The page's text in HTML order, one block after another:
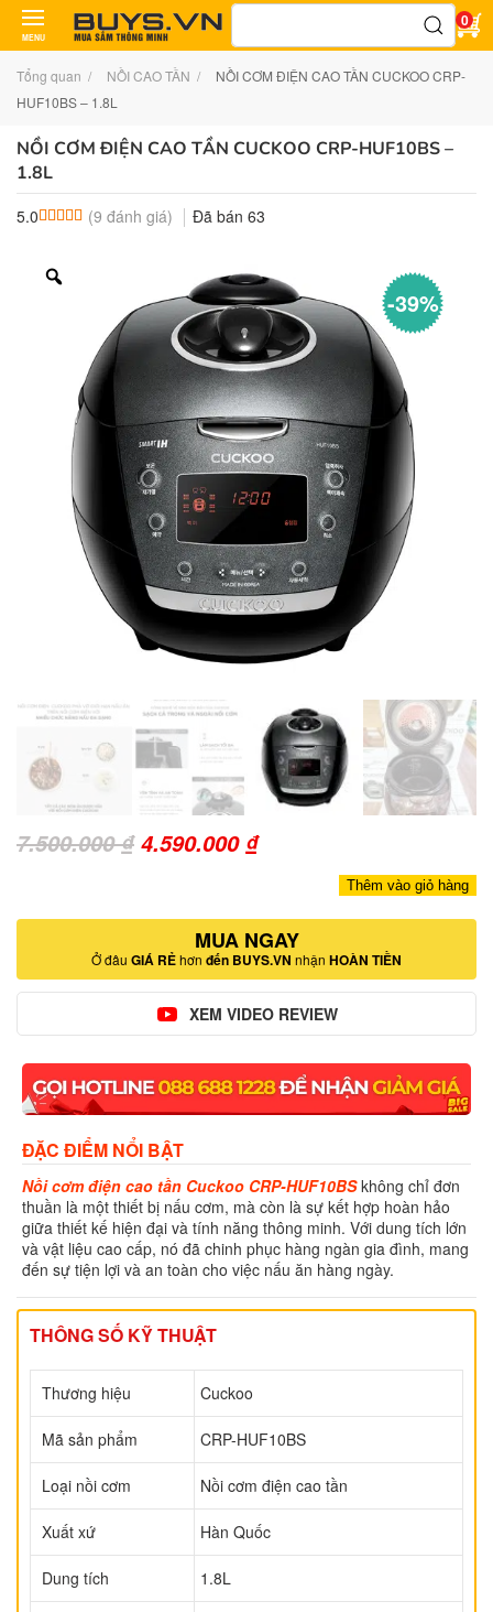
MENU
Tìm
0
Tổng quan NỒI CAO TẦN
NỒI CƠM ĐIỆN CAO TẦN CUCKOO CRP-
HUF10BS – 1.8L
NỒI CƠM ĐIỆN CAO TẦN CUCKOO CRP-HUF10BS –
1.8L
5.0 5.0 trên 5 dựa trên
9 đánh giá
(9 đánh giá) Đã bán 63
-39%
7.500.000₫ Giá
7.500.000 ₫.
4.590.000 ₫Giá
là:
4.590.000 ₫.
Thêm vào giỏ hàng
MUA NGAY
Ở đâu GIÁ RẺhơn đến BUYS.VN nhận HOÀN TIỀN
XEM VIDEO REVIEW
ĐẶC ĐIỂM NỔI BẬT
Nồi cơm điện cao tần Cuckoo CRP-HUF10BSkhông chỉ đơn
thuần là một thiết bị nấu cơm, mà còn là sự kết hợp hoàn hảo
giữa thiết kế hiện đại và tính năng thông minh. Với dung tích lớn
và vật liệu cao cấp, nó đã chinh phục hàng ngàn gia đình, mang
đến sự tiện lợi và an toàn cho việc nấu ăn hàng ngày.
THÔNG SỐ KỸ THUẬT
Thương hiệu Cuckoo
Mã sản phẩm CRP-HUF10BS
Loại nồi cơm Nồi cơm điện cao tần
Xuất xứ Hàn Quốc
Dung tích 1.8L